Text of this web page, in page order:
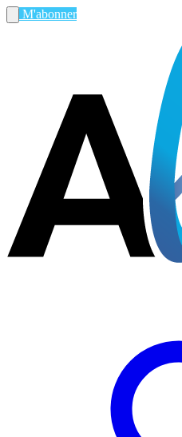
M'abonner